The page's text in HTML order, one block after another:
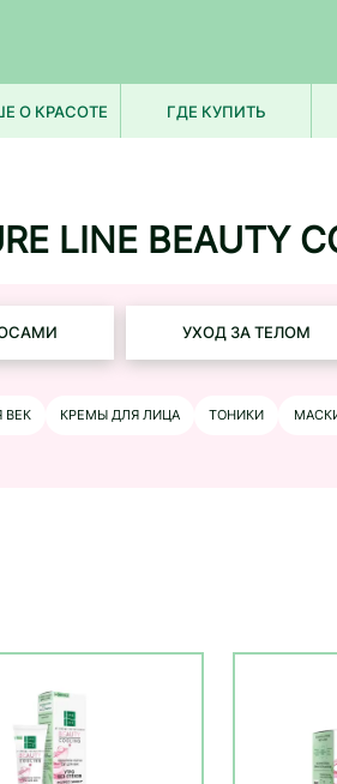
О КРАСОТЕ ГДЕ КУПИТЬ
LINE BEAUTY
УХОД ЗА ТЕЛОМ
ВЕК КРЕМЫ ДЛЯ ЛИЦА ТОНИКИ